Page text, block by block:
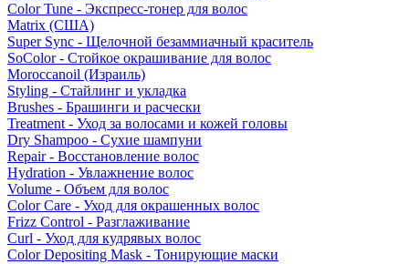
Color Tune - Экспресс-тонер для волос
Matrix (США)
Super Sync - Щелочной безаммиачный краситель
SoColor - Стойкое окрашивание для волос
Moroccanoil (Израиль)
Styling - Стайлинг и укладка
Brushes - Брашинги и расчески
Treatment - Уход за волосами и кожей головы
Dry Shampoo - Сухие шампуни
Repair - Восстановление волос
Hydration - Увлажнение волос
Volume - Объем для волос
Color Care - Уход для окрашенных волос
Frizz Control - Разглаживание
Curl - Уход для кудрявых волос
Color Depositing Mask - Тонирующие маски